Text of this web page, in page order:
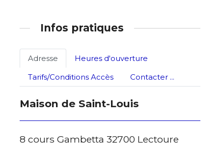
* Champ obligatoire
Infos pratiques
Adresse
Heures d'ouverture
Tarifs/Conditions Accès
Contacter ...
Maison de Saint-Louis
8 cours Gambetta 32700 Lectoure